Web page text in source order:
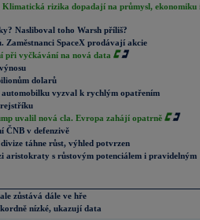
rizika dopadají na průmysl, ekonomiku
Nasliboval toho Warsh příliš?
SpaceX prodávají akcie
při vyčkávání na nová data
dolarů
vyzval k rychlým opatřením
rejstříku
uvalil nová cla. Evropa zahájí opatrně
ČNB v defenzivě
táhne růst, výhled potvrzen
aristokraty s růstovým potenciálem i pravidelným
zůstává dále ve hře
nízké, ukazují data